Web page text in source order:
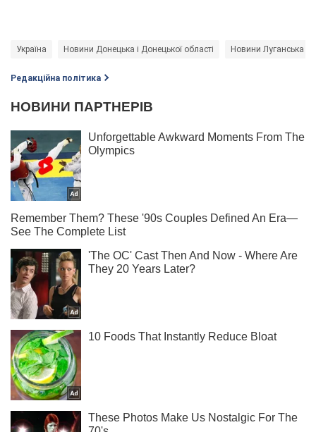
Україна Новини Донецька і Донецької області Новини Луганська і
Редакційна політика